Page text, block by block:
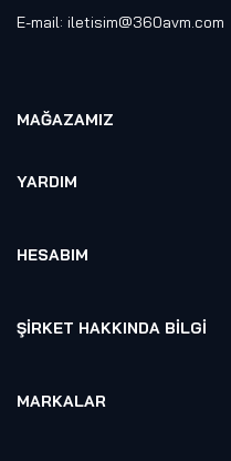
E-mail: iletisim@360avm.com
MAĞAZAMIZ
VR Ready PC
Elektronik
YARDIM
HESABIM
Sepet
ŞIRKET HAKKINDA BILGI
Referanslarımız
MARKALAR